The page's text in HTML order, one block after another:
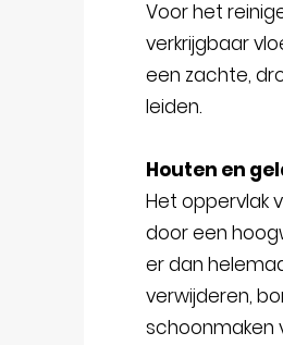
Voor het
verkrijgbaar
een zachte,
leiden.
Houten en
Het oppervlak
door een
er dan
verwijderen,
schoonmaken